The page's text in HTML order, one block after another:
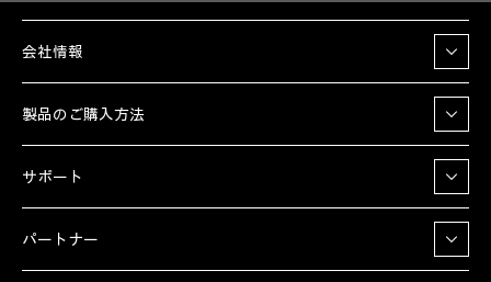
会社情報
製品のご購入方法
サポート
パートナー